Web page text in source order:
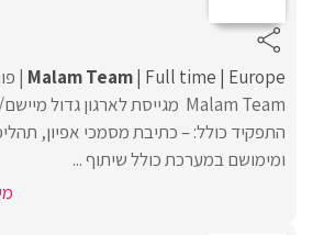
Malam Team Full time Europe
התפקיד כולל: – כתיבת מסמכי אפיון,
ומימושם במערכת כולל שיתוף ...